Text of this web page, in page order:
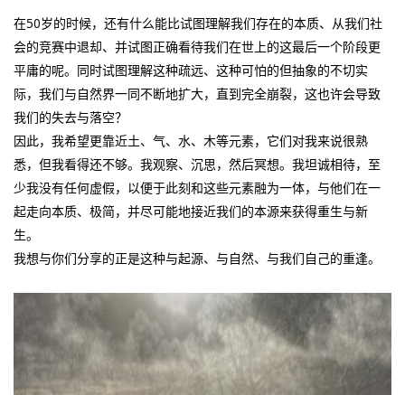
在50岁的时候，还有什么能比试图理解我们存在的本质、从我们社
会的竞赛中退却、并试图正确看待我们在世上的这最后一个阶段更
平庸的呢。同时试图理解这种疏远、这种可怕的但抽象的不切实
际，我们与自然界一同不断地扩大，直到完全崩裂，这也许会导致
我们的失去与落空？
因此，我希望更靠近土、气、水、木等元素，它们对我来说很熟
悉，但我看得还不够。我观察、沉思，然后冥想。我坦诚相待，至
少我没有任何虚假，以便于此刻和这些元素融为一体，与他们在一
起走向本质、极简，并尽可能地接近我们的本源来获得重生与新
生。
我想与你们分享的正是这种与起源、与自然、与我们自己的重逢。